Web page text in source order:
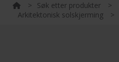
> Søk etter produkter >
Arkitektonisk solskjerming
>